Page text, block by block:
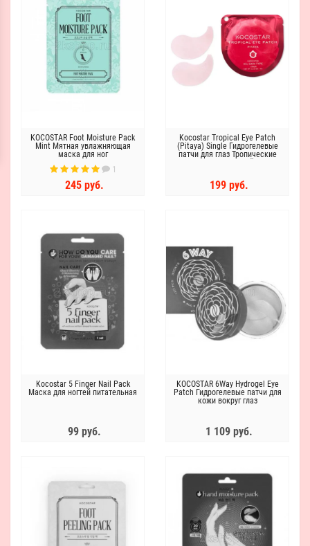
KOCOSTAR Foot Moisture Pack
Mint Мятная увлажняющая
маска для ног
1
245 руб.
Kocostar Tropical Eye Patch
(Pitaya) Single Гидрогелевые
патчи для глаз Тропические
199 руб.
Kocostar 5 Finger Nail Pack
Маска для ногтей питательная
99 руб.
KOCOSTAR 6Way Hydrogel Eye
Patch Гидрогелевые патчи для
кожи вокруг глаз
1 109 руб.